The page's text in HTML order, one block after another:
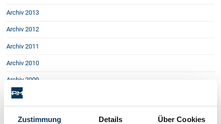
Zustimmung Details Über Cookies
Person
Kontakt
Archiv 2013
Archiv 2012
Archiv 2011
Archiv 2010
Archiv 2009
Archiv 2008